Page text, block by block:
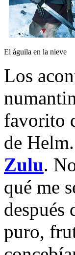
El águila en la nieve
Los
favorito
de
Zulu.
qué me
después
puro,